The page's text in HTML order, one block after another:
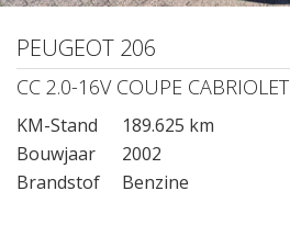
PEUGEOT 206
CC 2.0-16V COUPE CABRIOLET
KM-Stand
189.625 km
Bouwjaar
2002
Brandstof
Benzine